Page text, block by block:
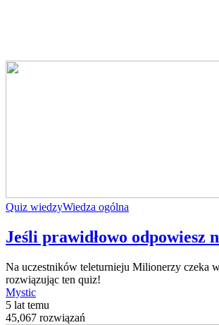
Quiz wiedzyWiedza ogólna
Jeśli prawidłowo odpowiesz
Na uczestników teleturnieju Milionerzy czeka
rozwiązując ten quiz!
Mystic
5 lat temu
45,067 rozwiązań